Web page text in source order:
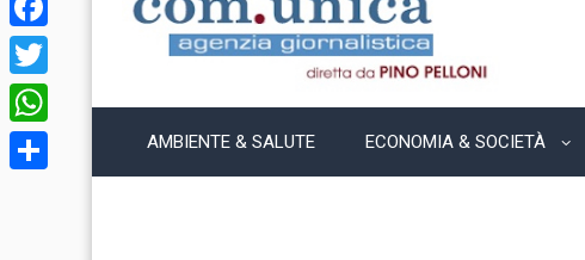
AMBIENTE & SALUTE ECONOMIA & SOCIETÀ
Facebook
Twitter
WhatsApp